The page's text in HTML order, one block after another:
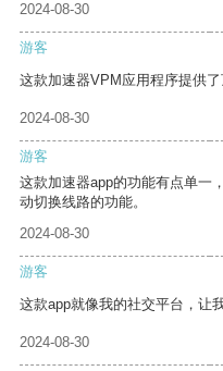
2024-08-30
游客
这款加速器VPM应用程序提供了
2024-08-30
游客
这款加速器app的功能有点单一
动切换线路的功能。
2024-08-30
游客
这款app就像我的社交平台，让
2024-08-30